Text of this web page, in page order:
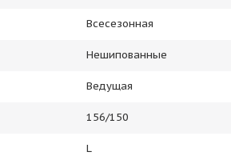
Всесезонная
Нешипованные
Ведущая
156/150
L